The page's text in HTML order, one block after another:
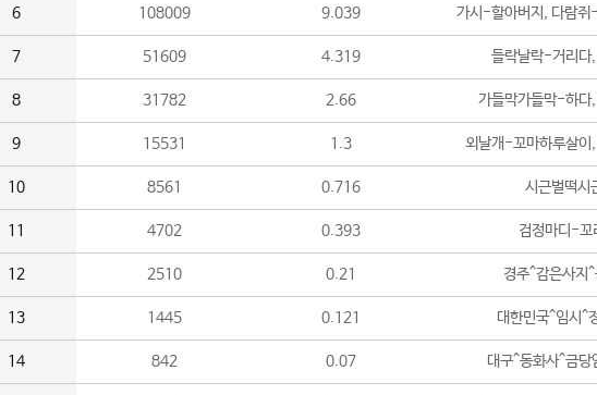
6 108009 9.039 가시-할아버지, 다람
7 51609 4.319 들락날락-거리다
8 31782 2.66 가들막가들막-하다
9 15531 1.3 외날개-꼬마하루살이
10 8561 0.716 시근벌떡시
11 4702 0.393 검정마디-꼬
12 2510 0.21 경주^감은사지
13 1445 0.121 대한민국^임시^
14 842 0.07 대구^동화사^금